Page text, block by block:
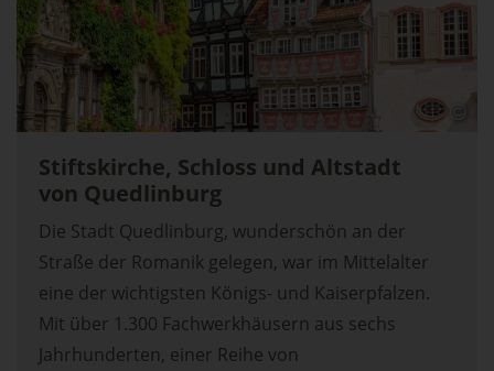
Stiftskirche, Schloss und Altstadt
von Quedlinburg
Die Stadt Quedlinburg, wunderschön an der
Straße der Romanik gelegen, war im Mittelalter
eine der wichtigsten Königs- und Kaiserpfalzen.
Mit über 1.300 Fachwerkhäusern aus sechs
Jahrhunderten, einer Reihe von